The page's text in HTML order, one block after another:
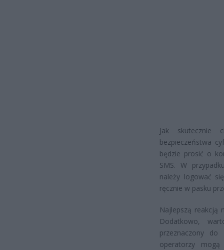
Jak skutecznie
bezpieczeństwa
będzie prosić o
SMS. W
należy logować
ręcznie w pasku
Najlepszą reakcją
Dodatkowo,
przeznaczony do
operatorzy